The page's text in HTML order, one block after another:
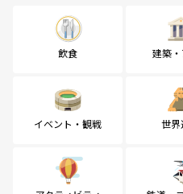
飲食 建築・
イベント・観戦 世界